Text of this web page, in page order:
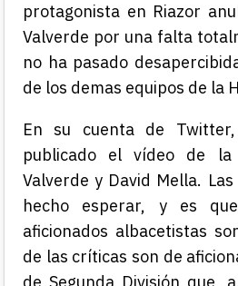
protagonista en Riazor
Valverde por una falta
no ha pasado
de los demas equipos de la
En su cuenta de
publicado el vídeo de
Valverde y David Mella.
hecho esperar, y es
aficionados albacetistas
de las críticas son de